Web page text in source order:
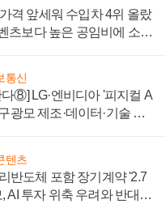
격 앞세워 수입차 4위 올랐
츠보다 높은 공임비에 소비
통신
다⑧] LG·엔비디아 '피지컬 A
광모 제조·데이터·기술 결
텐츠
반도체 포함 장기계약 '2.7
AI 투자 위축 우려와 반대